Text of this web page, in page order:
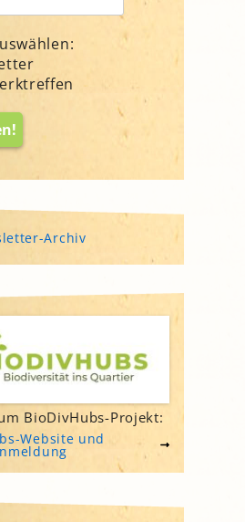
Archiv
BioDivHubs-Projekt:
Website und